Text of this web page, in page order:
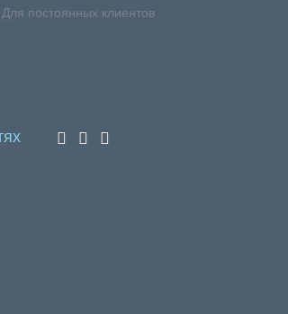
Для постоянных клиентов